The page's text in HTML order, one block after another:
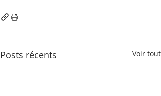
Posts récents Voir tout